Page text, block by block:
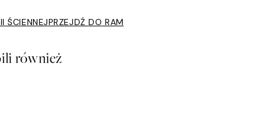
ŚCIENNEJPRZEJDŹ DO RAM
również